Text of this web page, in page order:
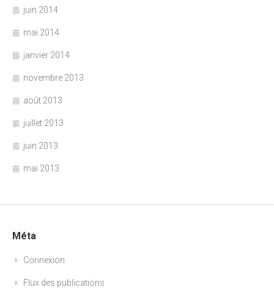
juin 2014
mai 2014
janvier 2014
novembre 2013
août 2013
juillet 2013
juin 2013
mai 2013
Méta
Connexion
Flux des publications